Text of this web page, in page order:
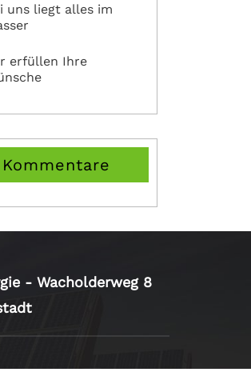
uns liegt alles im
erfüllen Ihre
- Wacholderweg 8